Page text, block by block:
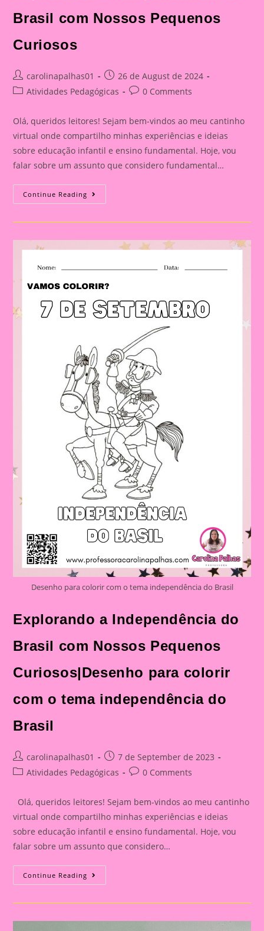
Brasil com Nossos Pequenos
Curiosos
Post
author:
carolinapalhas01
Post
published:
26 de August de 2024
PostAtividades Pedagógicas
Post0 Comments
Olá, queridos leitores! Sejam bem-vindos ao meu cantinho
virtual onde compartilho minhas experiências e ideias
sobre educação infantil e ensino fundamental. Hoje, vou
falar sobre um assunto que considero fundamental…
Continue Reading Explorando
A
Nossos
Pequenos
Desenho para colorir com o tema independência do Brasil
Explorando a Independência do
Brasil com Nossos Pequenos
Curiosos|Desenho para colorir
com o tema independência do
Brasil
Post
author:
carolinapalhas01
Post
published:
7 de September de 2023
PostAtividades Pedagógicas
Post0 Comments
Olá, queridos leitores! Sejam bem-vindos ao meu cantinho
virtual onde compartilho minhas experiências e ideias
sobre educação infantil e ensino fundamental. Hoje, vou
falar sobre um assunto que considero…
Continue Reading Explorando
A
Do